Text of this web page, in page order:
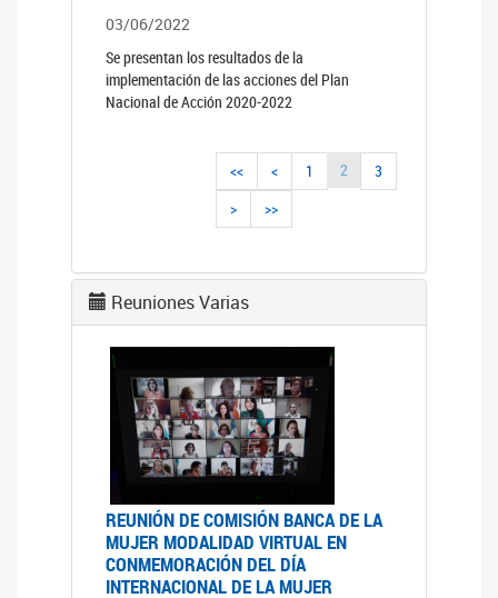
03/06/2022
Se presentan los resultados de la
implementación de las acciones del Plan
Nacional de Acción 2020-2022
<< < 1 2
3
>
>>
Reuniones Varias
REUNIÓN DE COMISIÓN BANCA DE LA
MUJER MODALIDAD VIRTUAL EN
CONMEMORACIÓN DEL DÍA
INTERNACIONAL DE LA MUJER